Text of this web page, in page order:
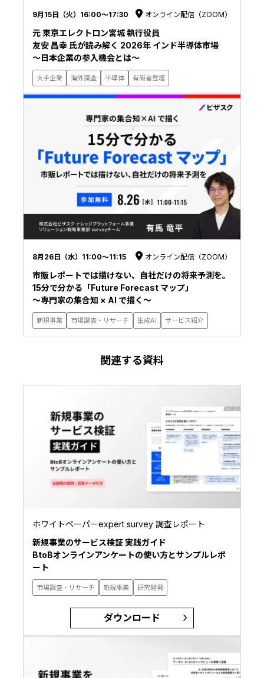
9月15日（火）16:00〜17:30 オンライン配信（ZOOM）
元 東京エレクトロン宮城 執行役員
友安 昌幸 氏が読み解く 2026年 インド半導体市場
〜日本企業の参入機会とは〜
大手企業 海外調査 半導体 有識者登壇
8月26日（水）11:00〜11:15 オンライン配信（ZOOM）
市販レポートでは描けない、自社だけの将来予測を。
15分で分かる「Future Forecast マップ」
〜専門家の集合知 × AI で描く〜
新規事業 市場調査・リサーチ 生成AI サービス紹介
関連する資料
ホワイトペーパーexpert survey 調査レポート
新規事業のサービス検証 実践ガイド
BtoBオンラインアンケートの使い方とサンプルレポ
ート
市場調査・リサーチ 新規事業 研究開発
ダウンロード